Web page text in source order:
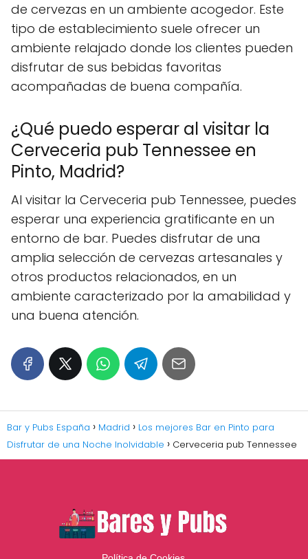
de cervezas en un ambiente acogedor. Este
tipo de establecimiento suele ofrecer un
ambiente relajado donde los clientes pueden
disfrutar de sus bebidas favoritas
acompañadas de buena compañía.
¿Qué puedo esperar al visitar la
Cerveceria pub Tennessee en
Pinto, Madrid?
Al visitar la Cerveceria pub Tennessee, puedes
esperar una experiencia gratificante en un
entorno de bar. Puedes disfrutar de una
amplia selección de cervezas artesanales y
otros productos relacionados, en un
ambiente caracterizado por la amabilidad y
una buena atención.
Bar y Pubs España Madrid
Los mejores Bar en Pinto para
Disfrutar de una Noche Inolvidable
Cerveceria pub Tennessee